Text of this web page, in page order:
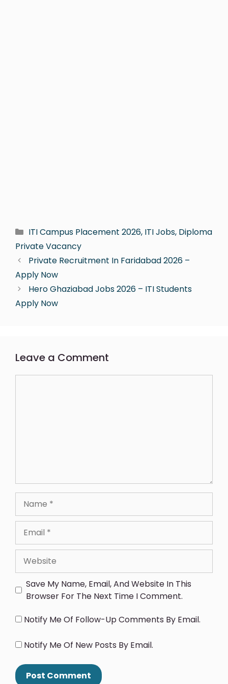
ITI Campus Placement 2026, ITI Jobs, Diploma
Private Vacancy
Private Recruitment In Faridabad 2026 –
Apply Now
Hero Ghaziabad Jobs 2026 – ITI Students
Apply Now
Leave a Comment
Save My Name, Email, And Website In This
Browser For The Next Time I Comment.
Notify Me Of Follow-Up Comments By Email.
Notify Me Of New Posts By Email.